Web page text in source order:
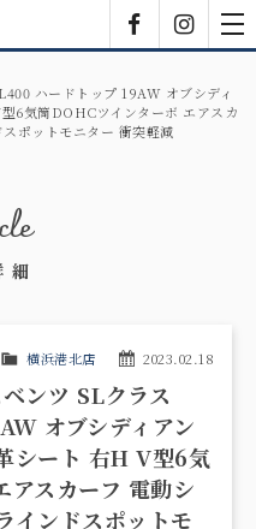
ハードトップ 19AW オブシディ
6気筒DOHCツインターボ エアスカ
ポットモニター 衝突軽減
細
2023.02.18
横浜港北店
ンツ SLクラス
オブシディアン
シート 右H V型6気
スカーフ 電動シ
インドスポットモ